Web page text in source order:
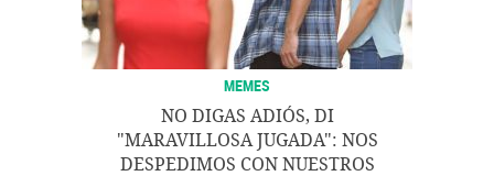
MEMES
NO DIGAS ADIÓS, DI
"MARAVILLOSA JUGADA": NOS
DESPEDIMOS CON NUESTROS